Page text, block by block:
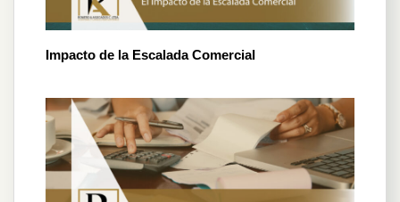
Impacto de la Escalada Comercial